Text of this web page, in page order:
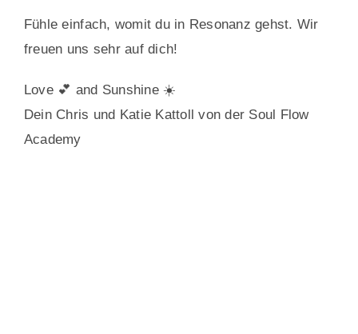
Fühle einfach, womit du in Resonanz gehst. Wir
freuen uns sehr auf dich!
Love 💕 and Sunshine ☀️
Dein Chris und Katie Kattoll von der Soul Flow
Academy